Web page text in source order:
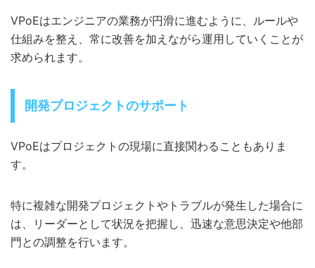
VPoEはエンジニアの業務が円滑に進むように、ルールや
仕組みを整え、常に改善を加えながら運用していくことが
求められます。
開発プロジェクトのサポート
VPoEはプロジェクトの現場に直接関わることもありま
す。
特に複雑な開発プロジェクトやトラブルが発生した場合に
は、リーダーとして状況を把握し、迅速な意思決定や他部
門との調整を行います。